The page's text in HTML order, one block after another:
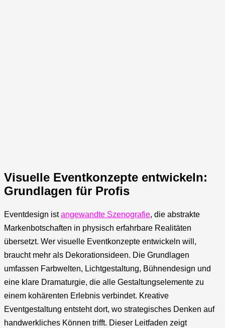
Visuelle Eventkonzepte entwickeln:
Grundlagen für Profis
Eventdesign istangewandte Szenografie, die abstrakte
Markenbotschaften in physisch erfahrbare Realitäten
übersetzt. Wer visuelle Eventkonzepte entwickeln will,
braucht mehr als Dekorationsideen. Die Grundlagen
umfassen Farbwelten, Lichtgestaltung, Bühnendesign und
eine klare Dramaturgie, die alle Gestaltungselemente zu
einem kohärenten Erlebnis verbindet. Kreative
Eventgestaltung entsteht dort, wo strategisches Denken auf
handwerkliches Können trifft. Dieser Leitfaden zeigt